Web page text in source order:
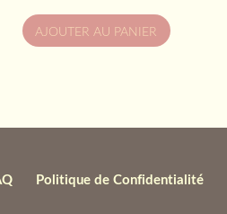
AJOUTER AU PANIER
Politique de Confidentialité